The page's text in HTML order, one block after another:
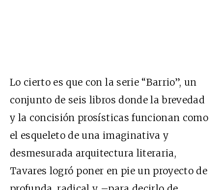
Lo cierto es que con la serie “Barrio”, un
conjunto de seis libros donde la brevedad
y la concisión prosísticas funcionan como
el esqueleto de una imaginativa y
desmesurada arquitectura literaria,
Tavares logró poner en pie un proyecto de